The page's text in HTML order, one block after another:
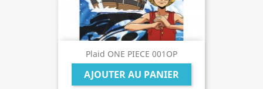
Plaid ONE PIECE 001OP
AJOUTER AU PANIER